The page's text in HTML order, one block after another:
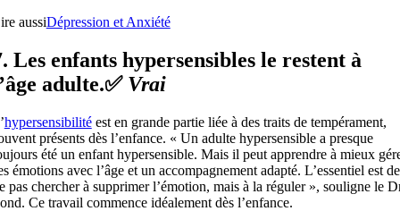
aussiDépression et Anxiété
Les enfants hypersensibles le restent à
adulte.✅ Vrai
hypersensibilitéest en grande partie liée à des traits de tempérament,
présents dès l’enfance. « Un adulte hypersensible a presque
été un enfant hypersensible. Mais il peut apprendre à mieux
émotions avec l’âge et un accompagnement adapté. L’essentiel est de
pas chercher à supprimer l’émotion, mais à la réguler », souligne le
Ce travail commence idéalement dès l’enfance.